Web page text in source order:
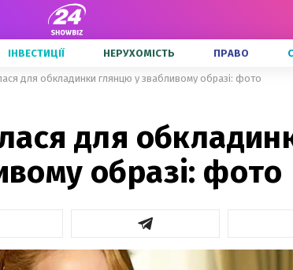
ІНВЕСТИЦІЇ НЕРУХОМІСТЬ ПРАВО
для обкладинки глянцю у звабливому образі: фото
для
образі: фото